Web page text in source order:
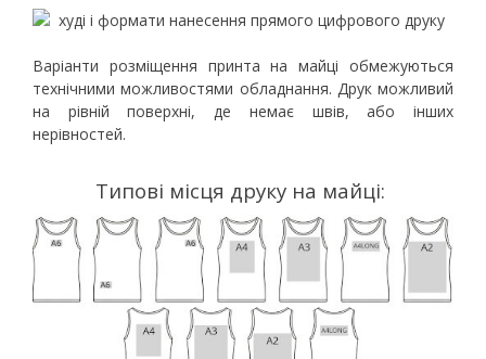
Варіанти розміщення принта на майці обмежуються
технічними можливостями обладнання. Друк можливий
на рівній поверхні, де немає швів, або інших
нерівностей.
Типові місця друку на майці: